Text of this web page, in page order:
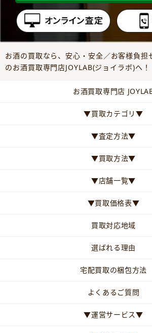
お酒の買取なら、安心・安全／お客様負担
のお酒買取専門店JOYLAB(ジョイラボ)へ！
お酒買取専門店
▼買取カテゴリ▼
▼査定方法▼
▼買取方法▼
▼店舗一覧▼
▼買取価格表▼
買取対応地域
選ばれる理由
宅配買取の梱包方法
よくあるご質問
▼運営サービス▼